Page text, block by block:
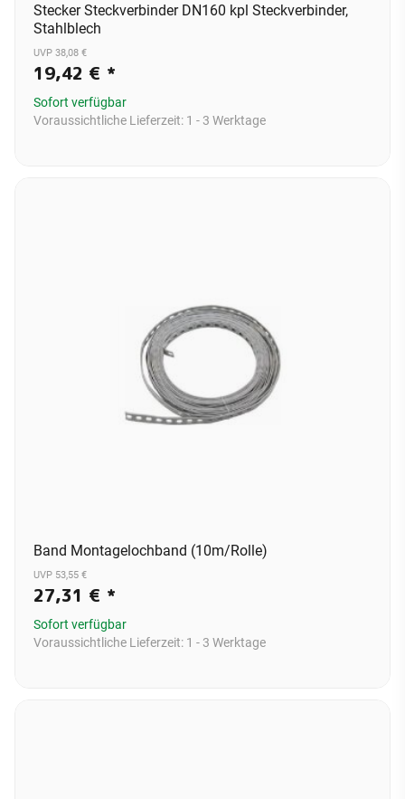
Stecker Steckverbinder DN160 kpl Steckverbinder,
Stahlblech
UVP 38,08 €
19,42 € *
Sofort verfügbar
Voraussichtliche Lieferzeit: 1 - 3 Werktage
Band Montagelochband (10m/Rolle)
UVP 53,55 €
27,31 € *
Sofort verfügbar
Voraussichtliche Lieferzeit: 1 - 3 Werktage